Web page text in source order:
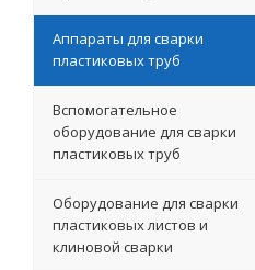
Аппараты для сварки
пластиковых труб
Вспомогательное
оборудование для сварки
пластиковых труб
Оборудование для сварки
пластиковых листов и
клиновой сварки